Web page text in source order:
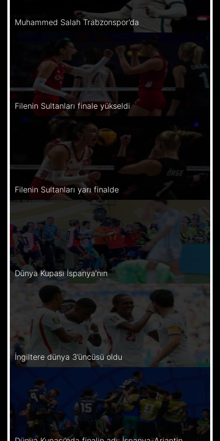
Muhammed Salah Trabzonspor’da
Filenin Sultanları finale yükseldi
Filenin Sultanları yarı finalde
Dünya Kupası İspanya’nın
İngiltere dünya 3’üncüsü oldu